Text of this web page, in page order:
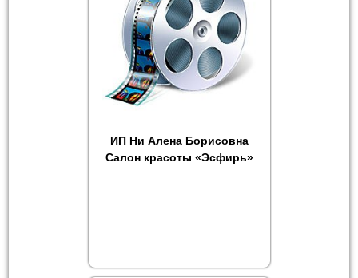
ИП Ни Алена Борисовна
Салон красоты «Эсфирь»